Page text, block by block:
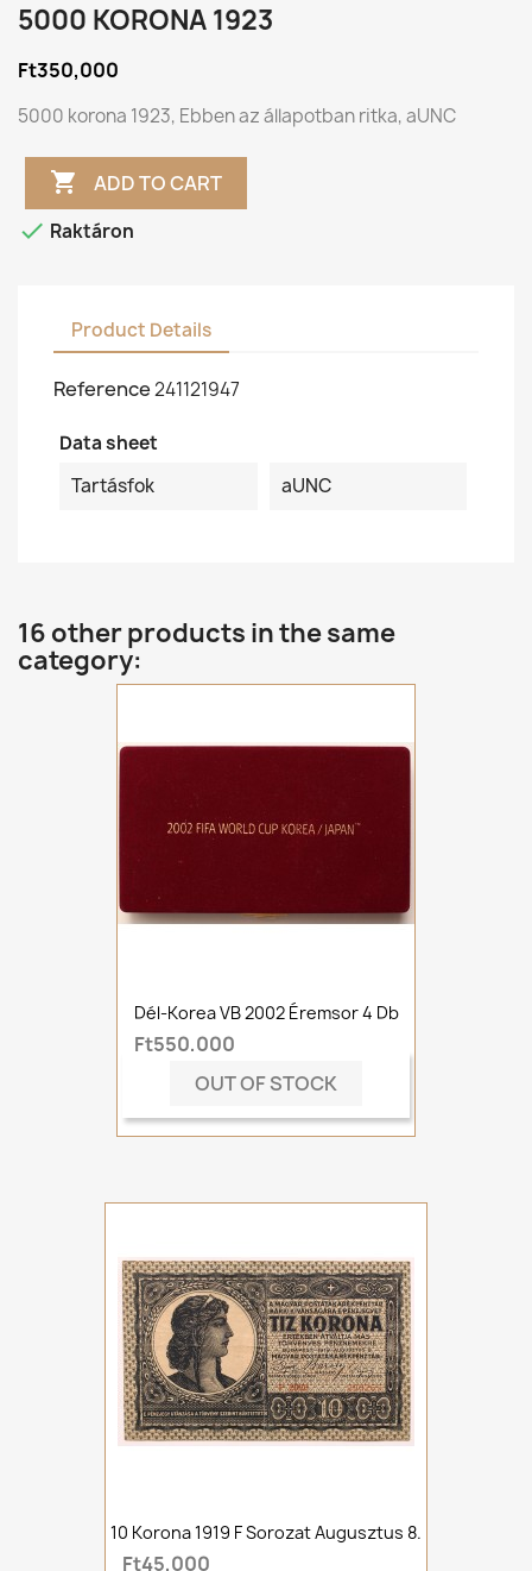
5000 KORONA 1923
Ft350,000
5000 korona 1923, Ebben az állapotban ritka,aUNC
 ADD TO CART
 Raktáron
Product Details
Reference241121947
Data sheet
Tartásfok
aUNC
16 other products in the same
category:
Dél-Korea VB 2002 Éremsor 4 Db
Ft550,000
OUT OF STOCK
10 Korona 1919 F Sorozat Augusztus 8.
Ft45,000